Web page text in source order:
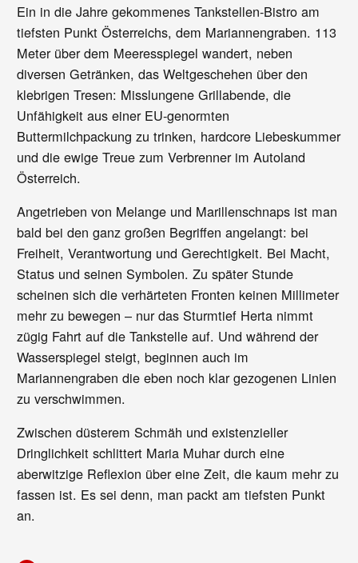
Ein in die Jahre gekommenes Tankstellen-Bistro am
tiefsten Punkt Österreichs, dem Mariannengraben. 113
Meter über dem Meeresspiegel wandert, neben
diversen Getränken, das Weltgeschehen über den
klebrigen Tresen: Misslungene Grillabende, die
Unfähigkeit aus einer EU-genormten
Buttermilchpackung zu trinken, hardcore Liebeskummer
und die ewige Treue zum Verbrenner im Autoland
Österreich.
Angetrieben von Melange und Marillenschnaps ist man
bald bei den ganz großen Begriffen angelangt: bei
Freiheit, Verantwortung und Gerechtigkeit. Bei Macht,
Status und seinen Symbolen. Zu später Stunde
scheinen sich die verhärteten Fronten keinen Millimeter
mehr zu bewegen – nur das Sturmtief Herta nimmt
zügig Fahrt auf die Tankstelle auf. Und während der
Wasserspiegel steigt, beginnen auch im
Mariannengraben die eben noch klar gezogenen Linien
zu verschwimmen.
Zwischen düsterem Schmäh und existenzieller
Dringlichkeit schlittert Maria Muhar durch eine
aberwitzige Reflexion über eine Zeit, die kaum mehr zu
fassen ist. Es sei denn, man packt am tiefsten Punkt
an.